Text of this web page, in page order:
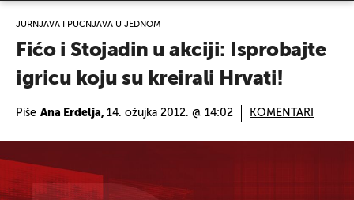
JURNJAVA I PUCNJAVA U JEDNOM
Fićo i Stojadin u akciji: Isprobajte
igricu koju su kreirali Hrvati!
Piše Ana Erdelja, 14. ožujka 2012. @ 14:02 KOMENTARI